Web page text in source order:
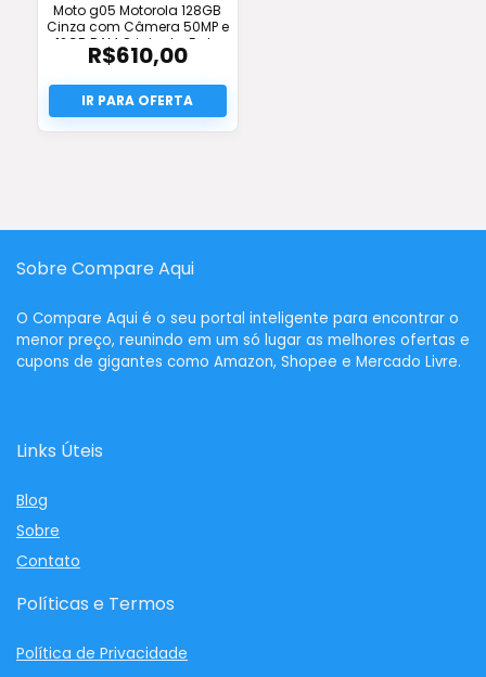
Moto g05 Motorola 128GB
Cinza com Câmera 50MP e
12GB RAM Original – Frete
Grátis
R$610,00
Sobre Compare Aqui
O Compare Aqui é o seu portal inteligente para encontrar o
menor preço, reunindo em um só lugar as melhores ofertas e
cupons de gigantes como Amazon, Shopee e Mercado Livre.
Links Úteis
Blog
Sobre
Contato
Políticas e Termos
Política de Privacidade